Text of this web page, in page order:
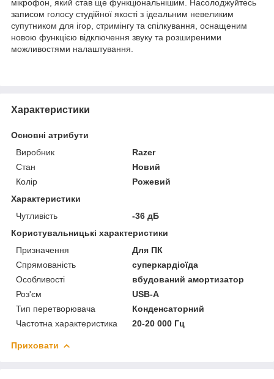
мікрофон, який став ще функціональнішим. Насолоджуйтесь
записом голосу студійної якості з ідеальним невеликим
супутником для ігор, стримінгу та спілкування, оснащеним
новою функцією відключення звуку та розширеними
можливостями налаштування.
Характеристики
Основні атрибути
Виробник
Razer
Стан
Новий
Колір
Рожевий
Характеристики
Чутливість
-36 дБ
Користувальницькі характеристики
Призначення
Для ПК
Спрямованість
суперкардіоїда
Особливості
вбудований амортизатор
Роз'єм
USB-A
Тип перетворювача
Конденсаторний
Частотна характеристика
20-20 000 Гц
Приховати